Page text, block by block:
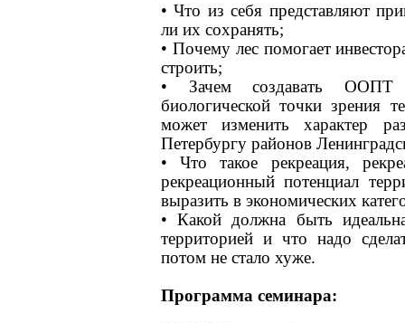
• Что из себя представляют
ли их сохранять;
• Почему лес помогает
строить;
• Зачем создавать
биологической точки зрения
может изменить характер
Петербургу районов
• Что такое рекреация,
рекреационный потенциал
выразить в экономических
• Какой должна быть
территорией и что надо
потом не стало хуже.
Программа семинара: